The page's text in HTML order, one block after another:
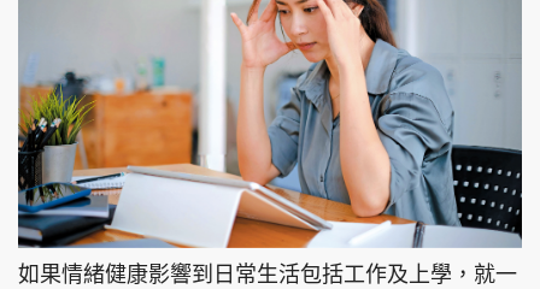
Oh!爸媽 JobMarket
頭條搵工 EDUPLUS
關於我們 使用條款
如果情緒健康影響到日常生活包括工作及上學，就一